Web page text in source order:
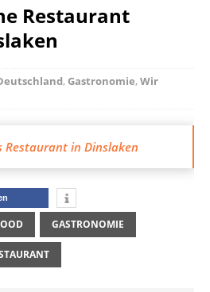
Restaurant
, Gastronomie, Wir
Restaurant in Dinslaken
GASTRONOMIE